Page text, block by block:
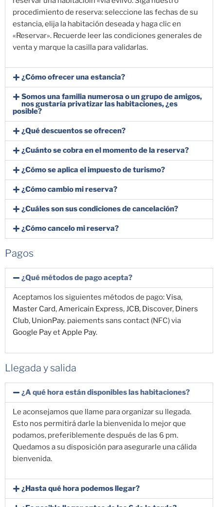
procedimiento de reserva: seleccione las fechas de su
estancia, elija la habitación deseada y haga clic en
«Reservar». Recuerde leer las condiciones generales de
venta y marque la casilla para validarlas.
¿Cómo ofrecer una estancia?
Somos una familia numerosa o un grupo de amigos,
nos gustaría privatizar las habitaciones, ¿es
posible?
¿Qué descuentos se ofrecen?
¿Cuánto se cobra en el momento de la reserva?
¿Cómo se aplica el impuesto de turismo?
¿Cómo cambio mi reserva?
¿Cuáles son sus condiciones de cancelación?
¿Cómo cancelo mi reserva?
Pagos
¿Qué métodos de pago acepta?
Aceptamos los siguientes métodos de pago:Visa,
Master Card,Americain Express,JCB, Discover, Diners
Club, UnionPay. paiements sans contact (NFC) via
Google PayetApple Pay.
Llegada y salida
¿A qué hora están disponibles las habitaciones?
Le aconsejamos que llame para organizar su llegada.
Esto nos permitirá darle la bienvenida lo mejor que
podamos, preferiblemente después de las 6 pm.
Quedamos a su disposición para asegurarle una cálida
bienvenida.
¿Hasta qué hora podemos llegar?